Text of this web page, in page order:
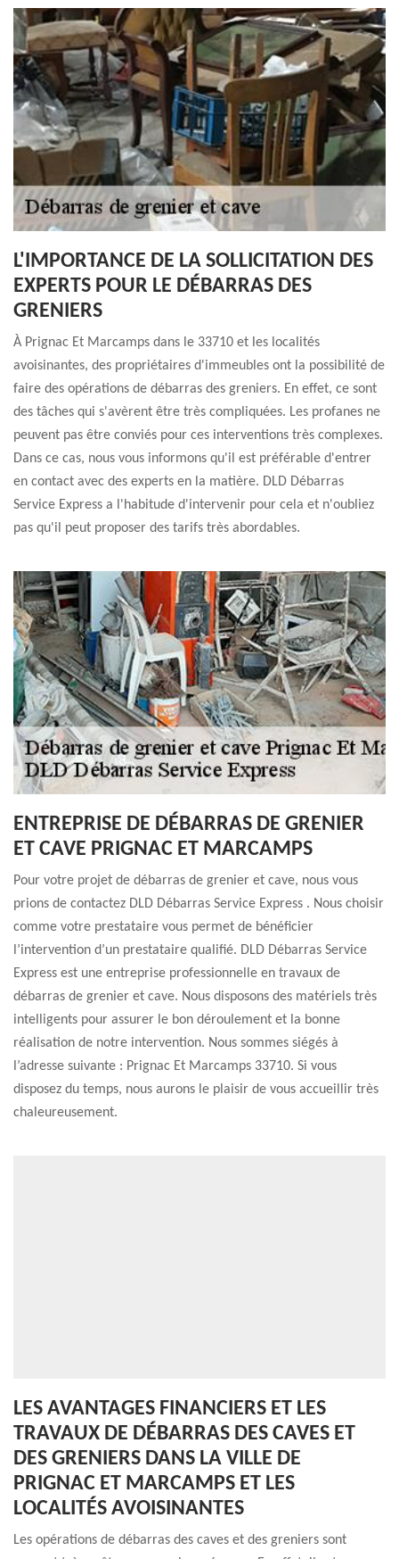
L'IMPORTANCE DE LA SOLLICITATION DES
EXPERTS POUR LE DÉBARRAS DES
GRENIERS
À Prignac Et Marcamps dans le 33710 et les localités
avoisinantes, des propriétaires d'immeubles ont la possibilité de
faire des opérations de débarras des greniers. En effet, ce sont
des tâches qui s'avèrent être très compliquées. Les profanes ne
peuvent pas être conviés pour ces interventions très complexes.
Dans ce cas, nous vous informons qu'il est préférable d'entrer
en contact avec des experts en la matière. DLD Débarras
Service Express a l'habitude d'intervenir pour cela et n'oubliez
pas qu'il peut proposer des tarifs très abordables.
ENTREPRISE DE DÉBARRAS DE GRENIER
ET CAVE PRIGNAC ET MARCAMPS
Pour votre projet de débarras de grenier et cave, nous vous
prions de contactez DLD Débarras Service Express . Nous choisir
comme votre prestataire vous permet de bénéficier
l’intervention d’un prestataire qualifié. DLD Débarras Service
Express est une entreprise professionnelle en travaux de
débarras de grenier et cave. Nous disposons des matériels très
intelligents pour assurer le bon déroulement et la bonne
réalisation de notre intervention. Nous sommes siégés à
l’adresse suivante : Prignac Et Marcamps 33710. Si vous
disposez du temps, nous aurons le plaisir de vous accueillir très
chaleureusement.
LES AVANTAGES FINANCIERS ET LES
TRAVAUX DE DÉBARRAS DES CAVES ET
DES GRENIERS DANS LA VILLE DE
PRIGNAC ET MARCAMPS ET LES
LOCALITÉS AVOISINANTES
Les opérations de débarras des caves et des greniers sont